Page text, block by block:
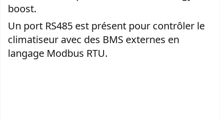
boost.
Un port RS485 est présent pour contrôler le
climatiseur avec des BMS externes en
langage Modbus RTU.